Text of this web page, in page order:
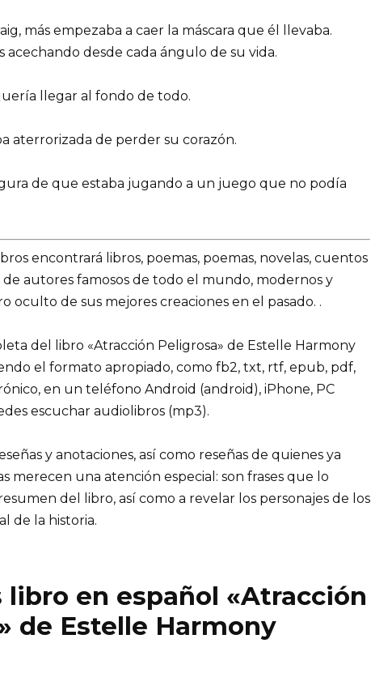
más empezaba a caer la máscara que él llevaba.
desde cada ángulo de su vida.
llegar al fondo de todo.
aterrorizada de perder su corazón.
de que estaba jugando a un juego que no podía
encontrará libros, poemas, poemas, novelas, cuentos
autores famosos de todo el mundo, modernos y
oculto de sus mejores creaciones en el pasado. .
del libro «Atracción Peligrosa» de Estelle Harmony
el formato apropiado, como fb2, txt, rtf, epub, pdf,
en un teléfono Android (android), iPhone, PC
escuchar audiolibros (mp3).
y anotaciones, así como reseñas de quienes ya
merecen una atención especial: son frases que lo
del libro, así como a revelar los personajes de los
de la historia.
en español «Atracción
de Estelle Harmony